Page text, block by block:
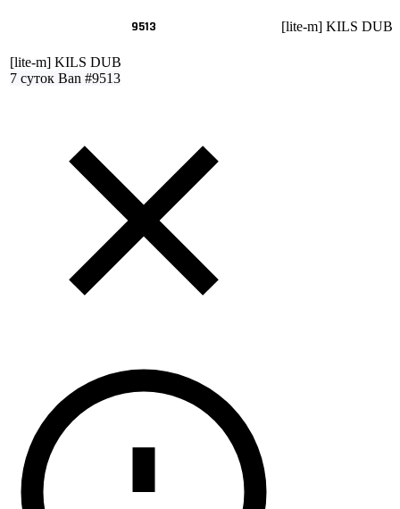
9513 [lite-m] KILS DUB
[lite-m] KILS DUB
7 суток Ban #9513